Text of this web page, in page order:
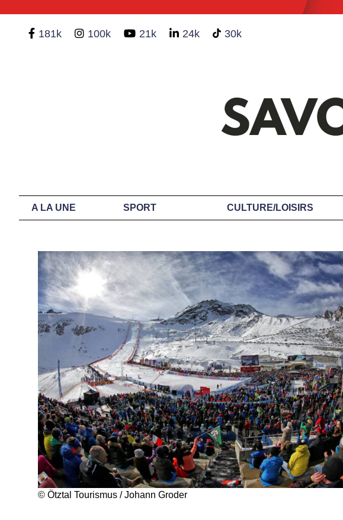
181k 100k 21k 24k 30k
A LA UNE SPORT CULTURE/LOISIRS
© Ötztal Tourismus / Johann Groder